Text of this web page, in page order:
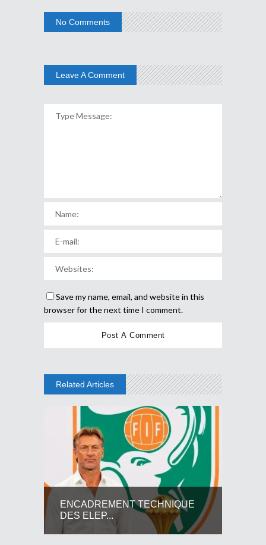
No Comments
Leave A Comment
Save my name, email, and website in this
browser for the next time I comment.
Related Articles
ENCADREMENT TECHNIQUE
DES ELEP...